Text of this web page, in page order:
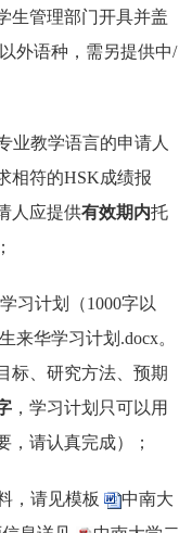
生管理部门开具并盖
外语种，需另提供中/
业教学语言的申请人
相符的HSK成绩报
人应提供有效期内托
习计划（1000字以
来华学习计划.docx。
标、研究方法、预期
，学习计划只可以用
，请认真完成）；
，请见模板
中南大